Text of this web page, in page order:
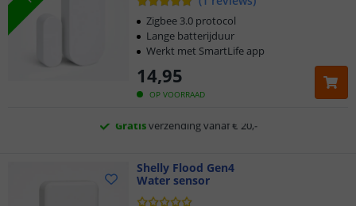
OP VOORRAAD
14,95
Zigbee 3.0 protocol
Lange batterijduur
Werkt met SmartLife app
Voor 23:45 uur besteld,morgen in huis
2 jaar garantie
Gratis verzending vanaf € 20,-
Klantbeoordeling 9.1
Voor 23:45 uur besteld, morgen in huis
Shelly Flood Gen4
Water sensor